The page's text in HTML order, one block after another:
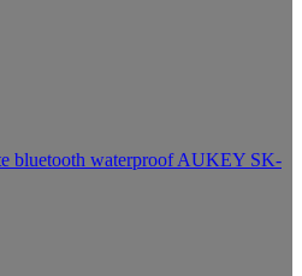
bluetooth waterproof AUKEY SK-